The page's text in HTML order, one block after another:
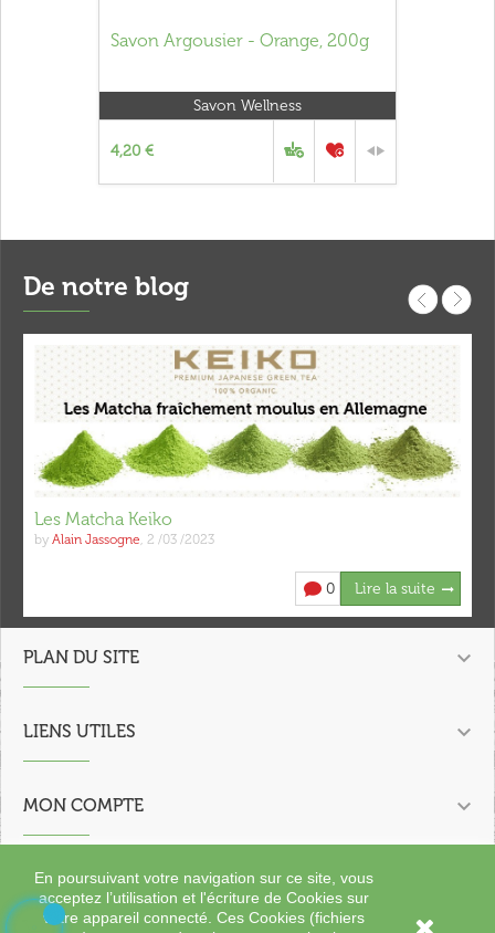
Savon Argousier - Orange, 200g
Savon Wellness
4,20 €
De notre blog
Les Matcha Keiko
by Alain Jassogne, 2 /03 /2023
0 Lire la suite
PLAN DU SITE 
LIENS UTILES 
MON COMPTE 
CONTACTEZ NOUS
En poursuivant votre navigation sur ce site, vous
acceptez l’utilisation et l'écriture de Cookies sur
votre appareil connecté. Ces Cookies (fichiers